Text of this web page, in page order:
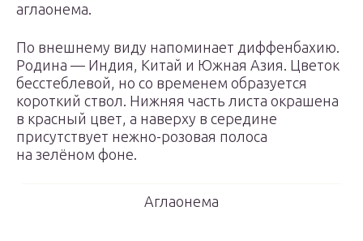
аглаонема.
По внешнему виду напоминает диффенбахию.
Родина — Индия, Китай и Южная Азия. Цветок
бесстеблевой, но со временем образуется
короткий ствол. Нижняя часть листа окрашена
в красный цвет, а наверху в середине
присутствует нежно-розовая полоса
на зелёном фоне.
Аглаонема